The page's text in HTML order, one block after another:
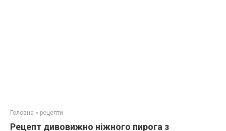
Головна » рецепти
Рецепт дивовижно ніжного пирога з